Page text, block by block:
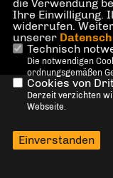
Alle Rechte
die Verwendung
Ihre Einwilligung.
widerrufen.
unserer
Technisch
Die notwendigen
ordnungsgemäßen
Cookies von
Derzeit verzichten
Webseite.
Einverstanden